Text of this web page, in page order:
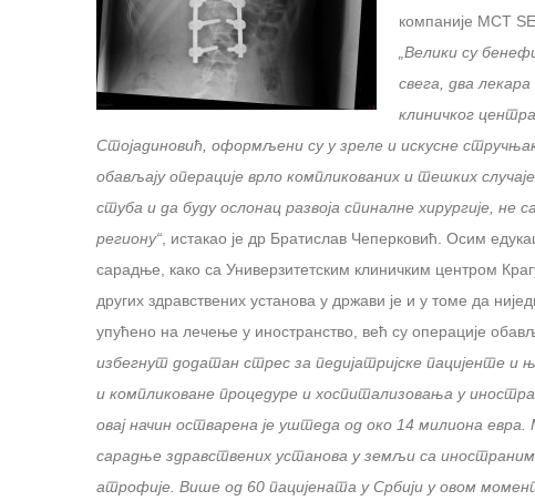
компаније МСТ
„Велики су
свега, два
клиничког
Стојадиновић, оформљени су у зреле и искусне
обављају операције врло компликованих и тешких
стуба и да буду ослонац развоја спиналне хирургије, не
региону“ , истакао је др Братислав Чеперковић. Осим
сарадње, како са Универзитетским клиничким центром
других здравствених установа у држави је и у томе да
упућено на лечење у иностранство, већ су операције
избегнут додатан стрес за педијатријске пацијенте и
и компликоване процедуре и хоспитализовања у
овај начин остварена је уштеда од око 14 милиона
сарадње здравствених установа у земљи са
атрофије. Више од 60 пацијената у Србији у овом